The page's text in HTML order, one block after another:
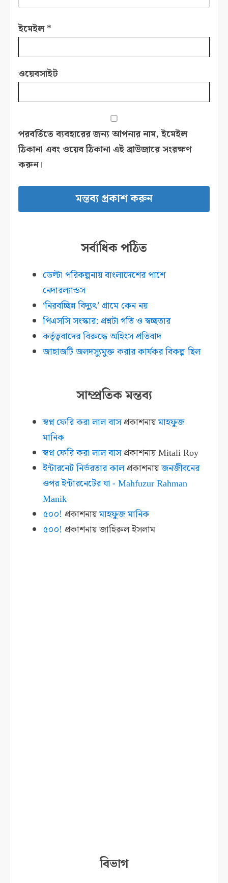
ইমেইল*
ওয়েবসাইট
পরবর্তিতে ব্যবহারের জন্য আপনার নাম, ইমেইল
ঠিকানা এবং ওয়েব ঠিকানা এই ব্রাউজারে সংরক্ষণ
করুন।
সর্বাধিক পঠিত
ডেল্টা পরিকল্পনায় বাংলাদেশের পাশে
নেদারল্যান্ডস
‘নিরবচ্ছিন্ন বিদ্যুৎ’ গ্রামে কেন নয়
পিএসসি সংস্কার: প্রশ্নটা গতি ও স্বচ্ছতার
কর্তৃত্ববাদের বিরুদ্ধে অহিংস প্রতিবাদ
জাহাজটি জলদস্যুমুক্ত করার কার্যকর বিকল্প ছিল
সাম্প্রতিক মন্তব্য
স্বপ্ন ফেরি করা লাল বাসপ্রকাশনায়মাহফুজ
মানিক
স্বপ্ন ফেরি করা লাল বাসপ্রকাশনায়Mitali Roy
ইন্টারনেট নির্ভরতার কালপ্রকাশনায়জনজীবনের
ওপর ইন্টারনেটের ঘা - Mahfuzur Rahman
Manik
৫০০! প্রকাশনায়মাহফুজ মানিক
৫০০! প্রকাশনায়জাহিরুল ইসলাম
বিভাগ